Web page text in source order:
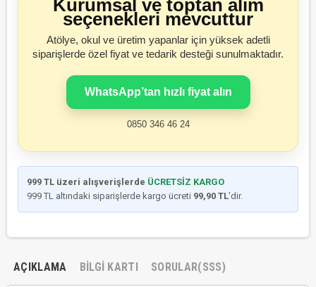
Kurumsal ve toptan alım
seçenekleri mevcuttur
Atölye, okul ve üretim yapanlar için yüksek adetli
siparişlerde özel fiyat ve tedarik desteği sunulmaktadır.
WhatsApp’tan hızlı fiyat alın
0850 346 46 24
999 TL üzeri alışverişlerde ÜCRETSİZ KARGO
999 TL altındaki siparişlerde kargo ücreti 99,90 TL’dir.
AÇIKLAMA BILGI KARTI SORULAR(SSS)